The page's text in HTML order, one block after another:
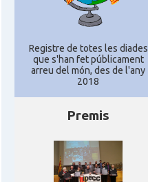
Registre de totes les diades
que s'han fet públicament
arreu del món, des de l'any
2018
Premis